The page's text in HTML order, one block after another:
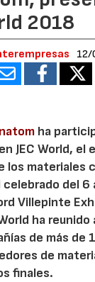
2018
ha
JEC World, el
los materiales
celebrado del 6
Villepinte
ha reunido
de más de
de
finales.